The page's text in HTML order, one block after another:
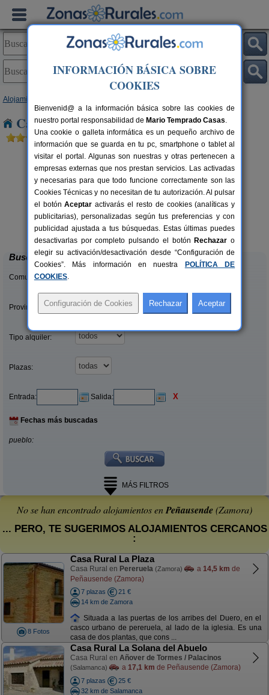
Alojamientos
Casas Rurales cerca de Peñausende
8-21+3 pers.
desde25 €
El Corazón Verde
Badilla (Zamora)
Buscar
Comunidades:
Provincias/Islas:
Tipo alquiler:
Plazas:
Entrada: Salida: X
Fechas más buscadas
pueblo:
MÁS FILTROS
No se han encontrado alojamientos enPeñausende(Zamora)
... PERO, TE SUGERIMOS ALOJAMIENTOS CERCANOS
:
8 Fotos
Casa Rural La Plaza
Casa Rural en Pereruela (Zamora) a 14,5 km de
Peñausende (Zamora)
7 plazas
21 €
14 km de Zamora
Situada a las puertas de los arribes del Duero, en el
casco urbano de pereruela, al lado de la iglesia. Es una
casa de dos plantas, que cons ...
Casa Rural La Solana del Abuelo
Casa Rural en Añover de Tormes / Palacinos
(Salamanca) a 17,1 km de Peñausende (Zamora)
7 plazas
25 €
32 km de Salamanca
INFORMACIÓN BÁSICA SOBRE
COOKIES
Bienvenid@ a la información básica sobre las cookies de
nuestro portal responsabilidad de Mario Temprado Casas.
Una cookie o galleta informática es un pequeño archivo de
información que se guarda en tu pc, smartphone o tablet al
visitar el portal. Algunas son nuestras y otras pertenecen a
empresas externas que nos prestan servicios. Las activadas
y necesarias para que todo funcione correctamente son las
Cookies Técnicas y no necesitan de tu autorización. Al pulsar
el botónAceptar activarás el resto de cookies (analíticas y
publicitarias), personalizadas según tus preferencias y con
publicidad ajustada a tus búsquedas. Estas últimas puedes
desactivarlas por completo pulsando el botón Rechazar o
elegir su activación/desactivación desde “Configuración de
Cookies”. Más información en nuestra
POLÍTICA DE
COOKIES.